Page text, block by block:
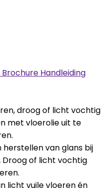
Brochure Handleiding
droog of licht vochtig
met vloerolie uit te
van glans bij
of licht vochtig
licht vuile vloeren én